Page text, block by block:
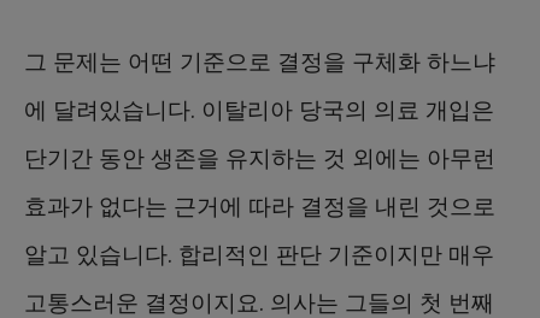
그 문제는 어떤 기준으로 결정을 구체화 하느냐
에 달려있습니다. 이탈리아 당국의 의료 개입은
단기간 동안 생존을 유지하는 것 외에는 아무런
효과가 없다는 근거에 따라 결정을 내린 것으로
알고 있습니다. 합리적인 판단 기준이지만 매우
고통스러운 결정이지요. 의사는 그들의 첫 번째